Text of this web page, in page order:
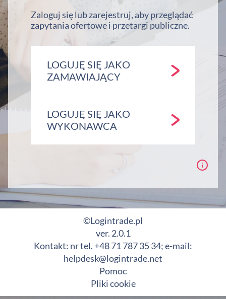
Zaloguj się lub zarejestruj, aby przeglądać
zapytania ofertowe i przetargi publiczne.
LOGUJĘ SIĘ JAKO
ZAMAWIAJĄCY
LOGUJĘ SIĘ JAKO
WYKONAWCA
©Logintrade.pl
ver. 2.0.1
Kontakt: nr tel. +48 71 787 35 34; e-mail:
helpdesk@logintrade.net
Pomoc
Pliki cookie